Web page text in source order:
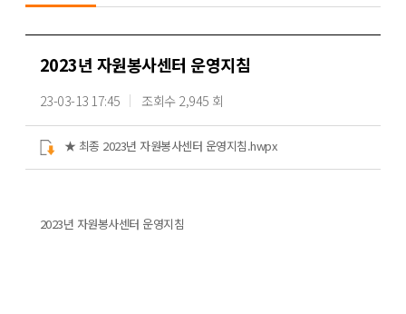
2023년 자원봉사센터 운영지침
23-03-13 17:45 조회수 2,945 회
★ 최종 2023년 자원봉사센터 운영지침.hwpx
2023년 자원봉사센터 운영지침